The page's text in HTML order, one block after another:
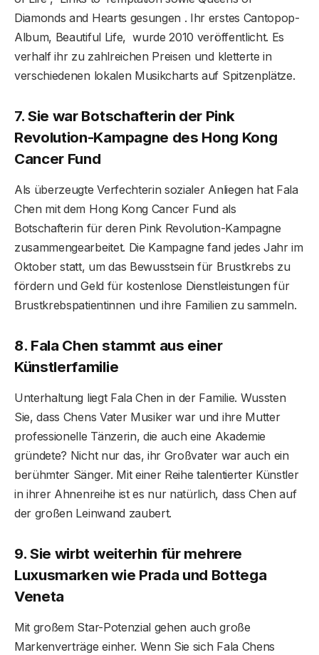
Diamonds and Hearts gesungen . Ihr erstes Cantopop-
Album, Beautiful Life, wurde 2010 veröffentlicht. Es
verhalf ihr zu zahlreichen Preisen und kletterte in
verschiedenen lokalen Musikcharts auf Spitzenplätze.
7. Sie war Botschafterin der Pink
Revolution-Kampagne des Hong Kong
Cancer Fund
Als überzeugte Verfechterin sozialer Anliegen hat Fala
Chen mit dem Hong Kong Cancer Fund als
Botschafterin für deren Pink Revolution-Kampagne
zusammengearbeitet. Die Kampagne fand jedes Jahr im
Oktober statt, um das Bewusstsein für Brustkrebs zu
fördern und Geld für kostenlose Dienstleistungen für
Brustkrebspatientinnen und ihre Familien zu sammeln.
8. Fala Chen stammt aus einer
Künstlerfamilie
Unterhaltung liegt Fala Chen in der Familie. Wussten
Sie, dass Chens Vater Musiker war und ihre Mutter
professionelle Tänzerin, die auch eine Akademie
gründete? Nicht nur das, ihr Großvater war auch ein
berühmter Sänger. Mit einer Reihe talentierter Künstler
in ihrer Ahnenreihe ist es nur natürlich, dass Chen auf
der großen Leinwand zaubert.
9. Sie wirbt weiterhin für mehrere
Luxusmarken wie Prada und Bottega
Veneta
Mit großem Star-Potenzial gehen auch große
Markenverträge einher. Wenn Sie sich Fala Chens